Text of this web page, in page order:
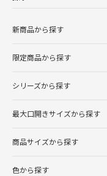
新商品から探す
限定商品から探す
シリーズから探す
最大口開きサイズから探す
商品サイズから探す
色から探す